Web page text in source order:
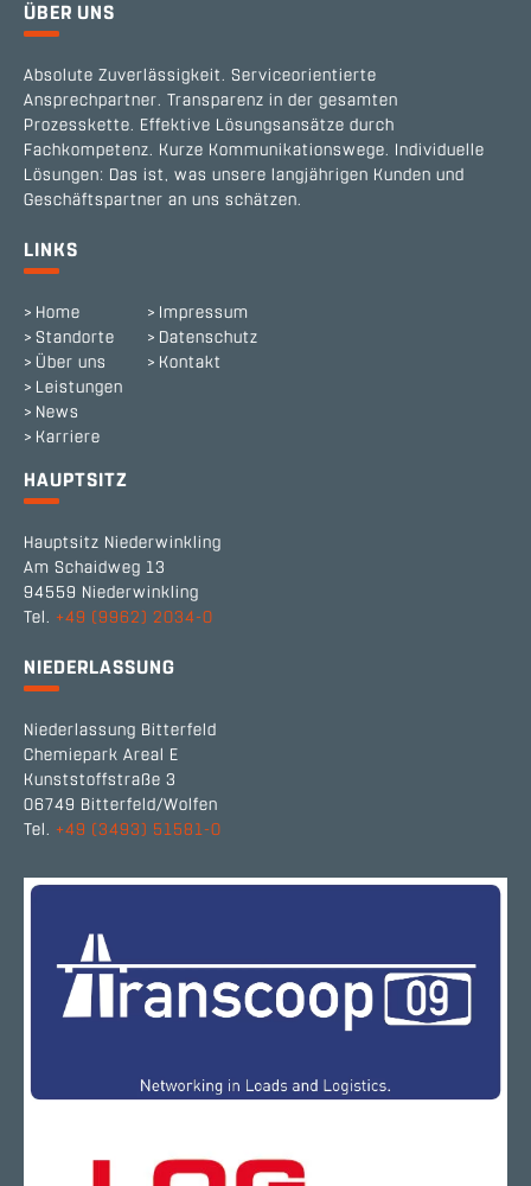
ÜBER UNS
Absolute Zuverlässigkeit. Serviceorientierte
Ansprechpartner. Transparenz in der gesamten
Prozesskette. Effektive Lösungsansätze durch
Fachkompetenz. Kurze Kommunikationswege. Individuelle
Lösungen: Das ist, was unsere langjährigen Kunden und
Geschäftspartner an uns schätzen.
LINKS
Home
Standorte
Über uns
Leistungen
News
Karriere
Impressum
Datenschutz
Kontakt
HAUPTSITZ
Hauptsitz Niederwinkling
Am Schaidweg 13
94559 Niederwinkling
Tel. +49 (9962) 2034-0
NIEDERLASSUNG
Niederlassung Bitterfeld
Chemiepark Areal E
Kunststoffstraße 3
06749 Bitterfeld/Wolfen
Tel. +49 (3493) 51581-0